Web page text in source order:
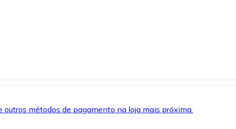
métodos de pagamento na loja mais próxima.